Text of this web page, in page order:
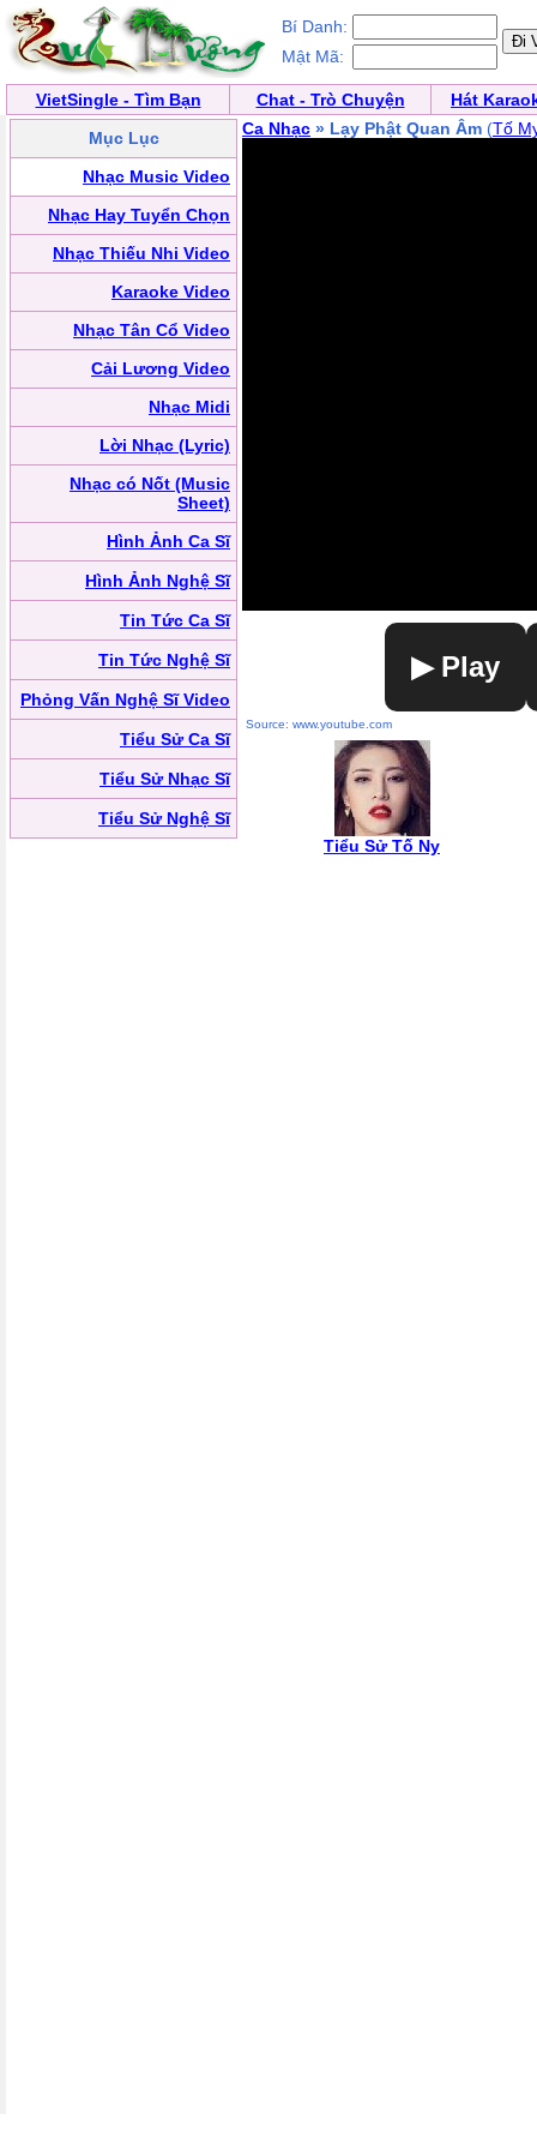
Bí Danh:
Mật Mã:
VietSingle - Tìm Bạn Chat - Trò Chuyện
Hát
Mục Lục
Nhạc Music Video
Nhạc Hay Tuyển Chọn
Nhạc Thiếu Nhi Video
Karaoke Video
Nhạc Tân Cổ Video
Cải Lương Video
Nhạc Midi
Lời Nhạc (Lyric)
Nhạc có Nốt (Music
Sheet)
Hình Ảnh Ca Sĩ
Hình Ảnh Nghệ Sĩ
Tin Tức Ca Sĩ
Tin Tức Nghệ Sĩ
Phỏng Vấn Nghệ Sĩ Video
Tiểu Sử Ca Sĩ
Tiểu Sử Nhạc Sĩ
Tiểu Sử Nghệ Sĩ
Ca Nhạc » Lạy Phật Quan Âm (Tố
▶ Play
Source: www.youtube.com
Tiểu Sử Tố Ny